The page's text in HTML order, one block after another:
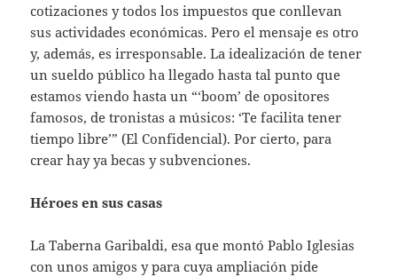
cotizaciones y todos los impuestos que conllevan
sus actividades económicas. Pero el mensaje es otro
y, además, es irresponsable. La idealización de tener
un sueldo público ha llegado hasta tal punto que
estamos viendo hasta un “‘boom’ de opositores
famosos, de tronistas a músicos: ‘Te facilita tener
tiempo libre’” (El Confidencial). Por cierto, para
crear hay ya becas y subvenciones.
Héroes en sus casas
La Taberna Garibaldi, esa que montó Pablo Iglesias
con unos amigos y para cuya ampliación pide